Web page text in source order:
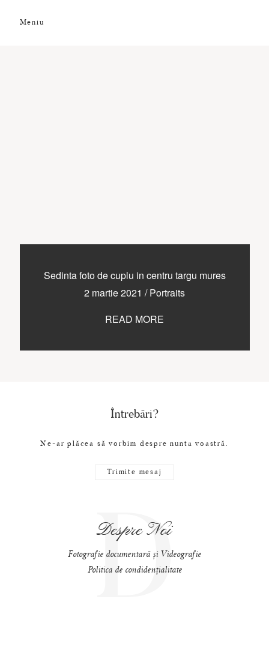
Meniu
Sedinta foto de cuplu in centru targu mures
2 martie 2021 /Portraits
READ MORE
CONTACT
Întrebări?
Ne-ar plăcea să vorbim despre nunta voastră.
Trimite mesaj
Despre Noi
D
Fotografie documentară și Videografie
Politica de condidențialitate